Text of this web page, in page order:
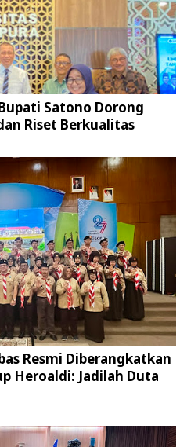
Satono Dorong
Riset Berkualitas
Resmi Diberangkatkan
Heroaldi: Jadilah Duta